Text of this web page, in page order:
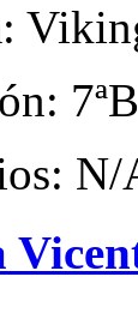
7ªB
N/